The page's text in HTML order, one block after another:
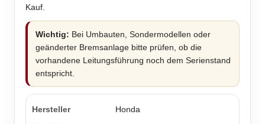
Kauf.
Wichtig: Bei Umbauten, Sondermodellen oder
geänderter Bremsanlage bitte prüfen, ob die
vorhandene Leitungsführung noch dem Serienstand
entspricht.
Honda